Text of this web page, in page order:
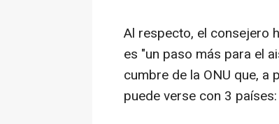
Al respecto, el consejero
es "un paso más para el
cumbre de la ONU que, a
puede verse con 3